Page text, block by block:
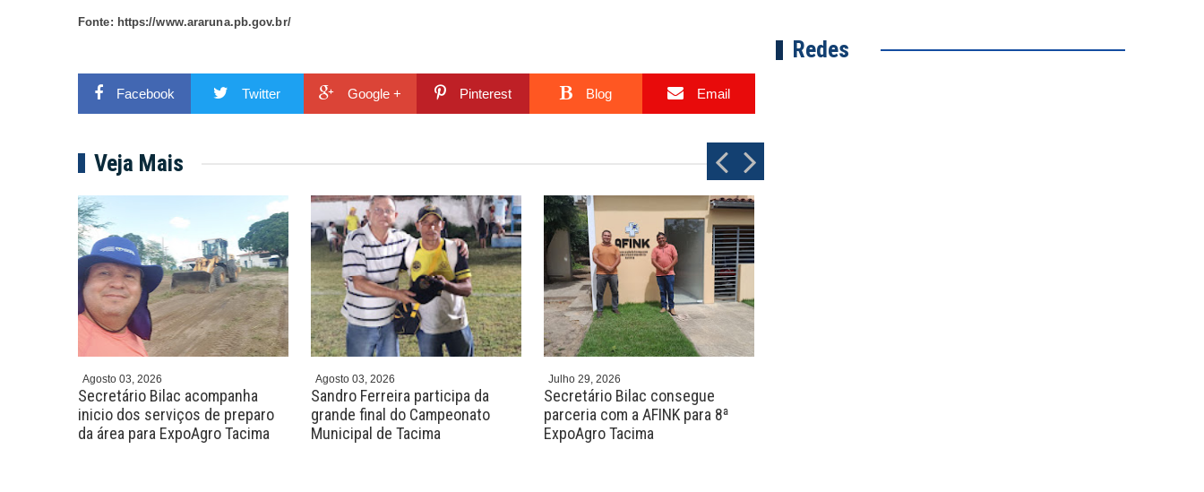
Fonte: https://www.araruna.pb.gov.br/
Facebook Twitter Google + Pinterest Blog Email
Veja Mais
Agosto 03, 2026
Secretário Bilac acompanha
inicio dos serviços de preparo
da área para ExpoAgro Tacima
Agosto 03, 2026
Sandro Ferreira participa da
grande final do Campeonato
Municipal de Tacima
Julho 29, 2026
Secretário Bilac consegue
parceria com a AFINK para 8ª
ExpoAgro Tacima
P
r
e
v
N
e
x
t
Redes